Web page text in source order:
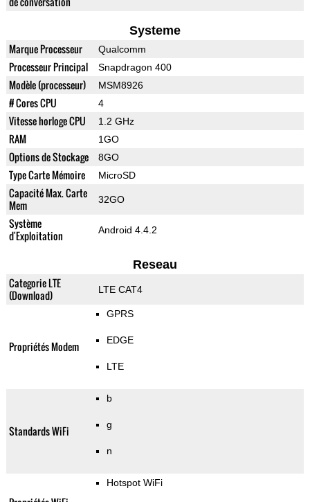
Systeme
Marque Processeur Qualcomm
Processeur Principal Snapdragon 400
Modèle (processeur) MSM8926
# Cores CPU 4
Vitesse horloge CPU 1.2 GHz
RAM 1GO
Options de Stockage 8GO
Type Carte Mémoire MicroSD
Capacité Max. Carte
Mem
32GO
Système
d'Exploitation
Android 4.4.2
Reseau
Categorie LTE
(Download)
LTE CAT4
Propriétés Modem
GPRS
EDGE
LTE
Standards WiFi
b
g
n
Hotspot WiFi